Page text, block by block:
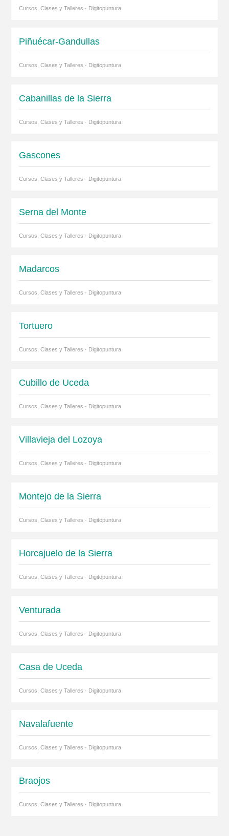
Cursos, Clases y Talleres · Digitopuntura
Piñuécar-Gandullas
Cursos, Clases y Talleres · Digitopuntura
Cabanillas de la Sierra
Cursos, Clases y Talleres · Digitopuntura
Gascones
Cursos, Clases y Talleres · Digitopuntura
Serna del Monte
Cursos, Clases y Talleres · Digitopuntura
Madarcos
Cursos, Clases y Talleres · Digitopuntura
Tortuero
Cursos, Clases y Talleres · Digitopuntura
Cubillo de Uceda
Cursos, Clases y Talleres · Digitopuntura
Villavieja del Lozoya
Cursos, Clases y Talleres · Digitopuntura
Montejo de la Sierra
Cursos, Clases y Talleres · Digitopuntura
Horcajuelo de la Sierra
Cursos, Clases y Talleres · Digitopuntura
Venturada
Cursos, Clases y Talleres · Digitopuntura
Casa de Uceda
Cursos, Clases y Talleres · Digitopuntura
Navalafuente
Cursos, Clases y Talleres · Digitopuntura
Braojos
Cursos, Clases y Talleres · Digitopuntura